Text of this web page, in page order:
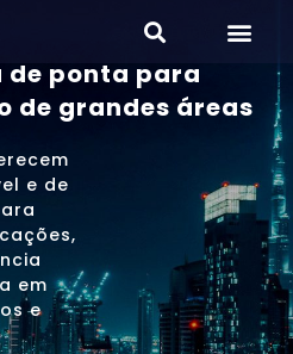
de ponta para
de grandes áreas
e de
em
e